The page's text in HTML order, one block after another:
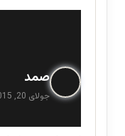
صمد
ف
:
جولای 20, 2015 در 11:35 ق.ظ